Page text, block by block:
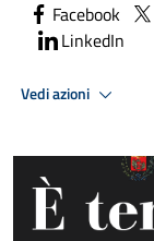
Facebook
LinkedIn
Vedi azioni